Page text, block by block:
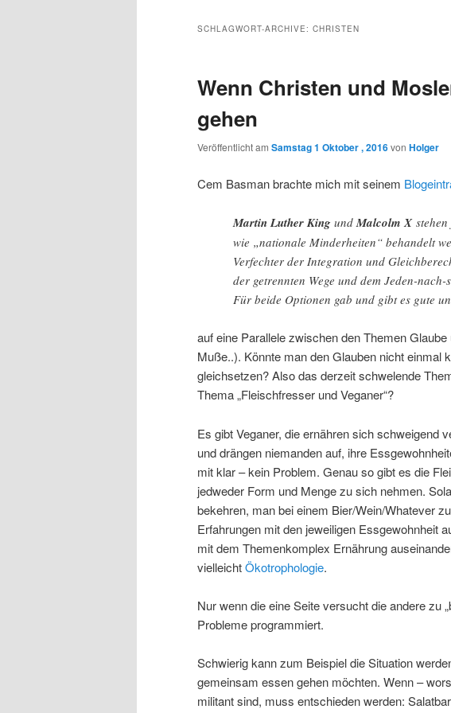
wechseln
SCHLAGWORT-ARCHIVE: CHRISTEN
Wenn Christen und
gehen
Veröffentlicht am Samstag 1 Oktober , 2016von Holger
Cem Basman brachte mich mit seinem
Martin Luther King und Malcolm Xstehen
wie „nationale Minderheiten“ behandelt
Verfechter der Integration und
der getrennten Wege und dem Jeden-
Für beide Optionen gab und gibt es gute
auf eine Parallele zwischen den Themen
Muße..). Könnte man den Glauben nicht einmal
gleichsetzen? Also das derzeit schwelende
Thema „Fleischfresser und Veganer“?
Es gibt Veganer, die ernähren sich schweigend
und drängen niemanden auf, ihre
mit klar – kein Problem. Genau so gibt es die
jedweder Form und Menge zu sich nehmen.
bekehren, man bei einem Bier/Wein/Whatever
Erfahrungen mit den jeweiligen Essgewohnheit
mit dem Themenkomplex Ernährung
vielleichtÖkotrophologie.
Nur wenn die eine Seite versucht die andere zu
Probleme programmiert.
Schwierig kann zum Beispiel die Situation
gemeinsam essen gehen möchten. Wenn –
militant sind, muss entschieden werden: